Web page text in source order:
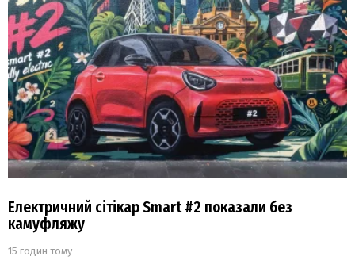
Електричний сітікар Smart #2 показали без
камуфляжу
15 годин тому